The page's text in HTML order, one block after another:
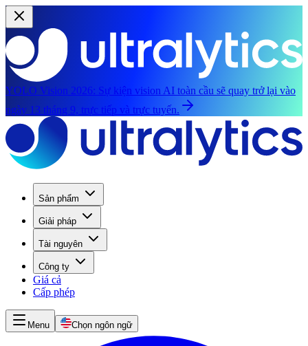
YOLO Vision 2026: Sự kiện vision AI toàn cầu sẽ quay trở lại vào
ngày 13 tháng 9, trực tiếp và trực tuyến.
Sản phẩm
Giải pháp
Tài nguyên
Công ty
Giá cả
Cấp phép
Menu Chọn ngôn ngữ